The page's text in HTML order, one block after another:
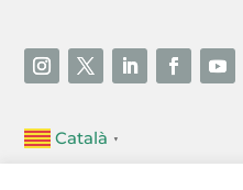
Català ▼